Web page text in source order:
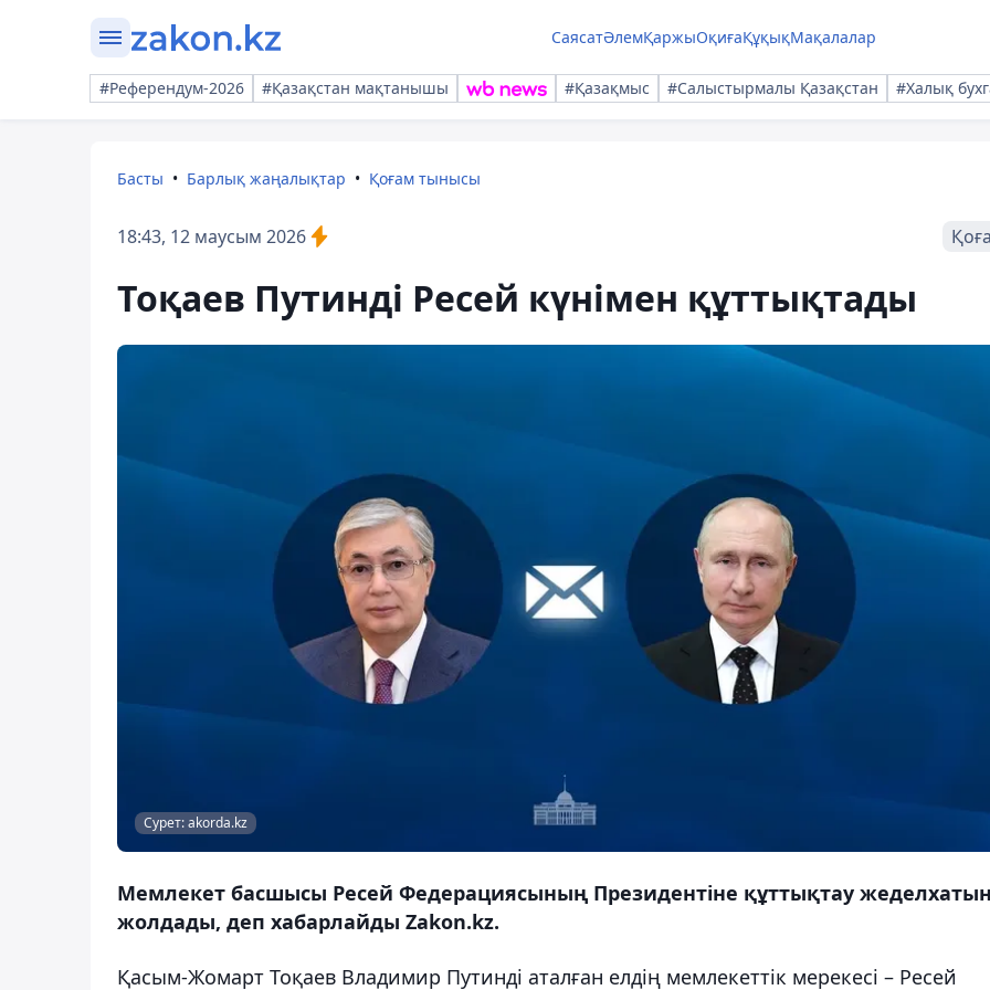
СаясатӘлемҚаржыОқиғаҚұқықМақалалар
#Референдум-2026 #Қазақстан мақтанышы #Қазақмыс #Салыстырмалы Қазақстан #Халық
Басты Барлық жаңалықтар Қоғам тынысы
18:43, 12 маусым 2026
Тоқаев Путинді Ресей күнімен құттықтады
Сурет: akorda.kz
Мемлекет басшысы Ресей Федерациясының Президентіне құттықтау
жолдады, деп хабарлайды Zakon.kz.
Қасым-Жомарт Тоқаев Владимир Путинді аталған елдің мемлекеттік мерекесі – Ресей